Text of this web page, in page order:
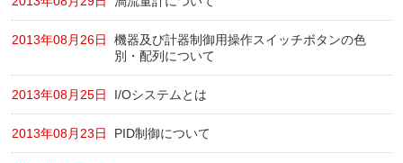
2013年08月26日
機器及び計器制御用操作スイッチボタンの色
別・配列について
2013年08月25日 I/Oシステムとは
2013年08月23日 PID制御について